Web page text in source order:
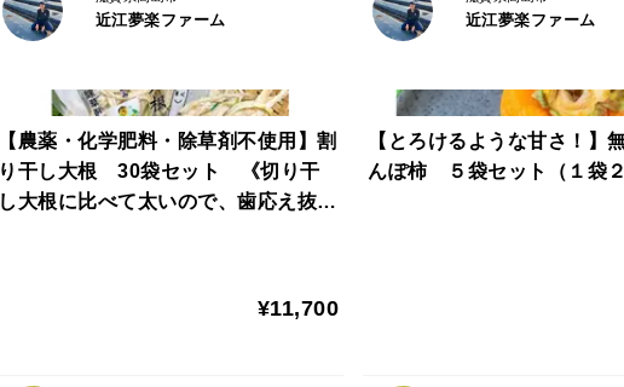
まぎれていたり、虫食いがある場合がござ
その場合はその部分を取り除いてお召し上
天候異変により発送が遅れたり、生育具
近江夢楽ファーム 近江夢楽ファーム
【農薬・化学肥料・除草剤不使用】割
り干し大根 30袋セット 《切り干
し大根に比べて太いので、歯応え抜
¥11,700
【とろけるような甘さ！】
んぽ柿 ５袋セット（１袋２